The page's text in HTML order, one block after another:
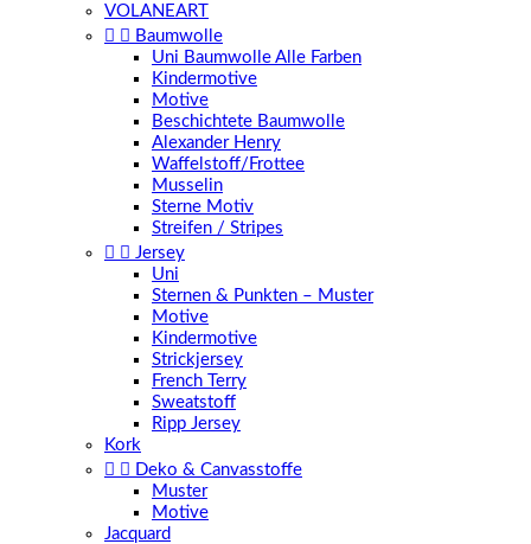
VOLANEART
  Baumwolle
Uni Baumwolle Alle Farben
Kindermotive
Motive
Beschichtete Baumwolle
Alexander Henry
Waffelstoff/Frottee
Musselin
Sterne Motiv
Streifen / Stripes
  Jersey
Uni
Sternen & Punkten – Muster
Motive
Kindermotive
Strickjersey
French Terry
Sweatstoff
Ripp Jersey
Kork
  Deko & Canvasstoffe
Muster
Motive
Jacquard